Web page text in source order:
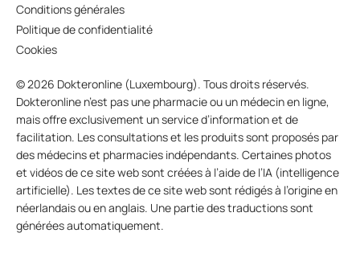
Conditions générales
Politique de confidentialité
Cookies
© 2026 Dokteronline (Luxembourg). Tous droits réservés.
Dokteronline n’est pas une pharmacie ou un médecin en ligne,
mais offre exclusivement un service d’information et de
facilitation. Les consultations et les produits sont proposés par
des médecins et pharmacies indépendants. Certaines photos
et vidéos de ce site web sont créées à l’aide de l’IA (intelligence
artificielle). Les textes de ce site web sont rédigés à l’origine en
néerlandais ou en anglais. Une partie des traductions sont
générées automatiquement.